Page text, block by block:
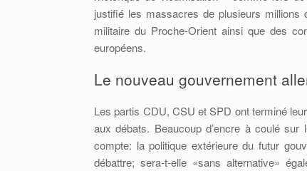
justifié les massacres de plusieurs millions
militaire du Proche-Orient ainsi que des
européens.
Le nouveau gouvernement
Les partis CDU, CSU et SPD ont terminé
aux débats. Beaucoup d’encre à coulé
compte: la politique extérieure du futur
débattre; sera-t-elle «sans alternative»